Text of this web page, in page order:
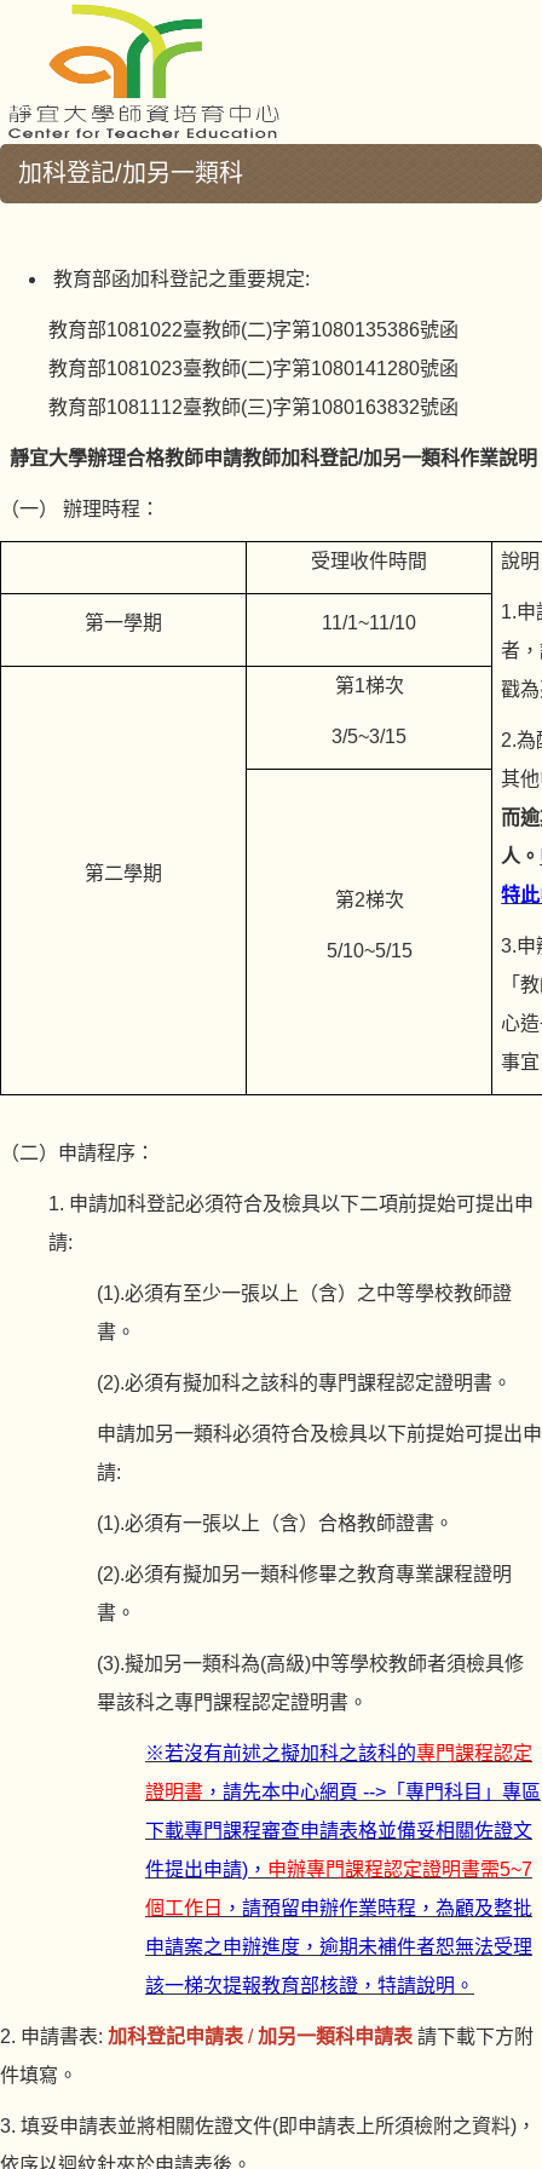
加科登記/加另一類科
教育部函加科登記之重要規定:
教育部1081022臺教師(二)字第1080135386號函
教育部1081023臺教師(二)字第1080141280號函
教育部1081112臺教師(三)字第1080163832號函
靜宜大學辦理合格教師申請教師加科登記/加另一類科作業說明
（一） 辦理時程：
受理收件時間 說
1.申
者
戳
2.為
其
而
人。
特
3.申
「
心
事
第一學期 11/1~11/10
第二學期
第1梯次
3/5~3/15
第2梯次
5/10~5/15
（二）申請程序：
1. 申請加科登記必須符合及檢具以下二項前提始可提出申
請:
(1).必須有至少一張以上（含）之中等學校教師證
書。
(2).必須有擬加科之該科的專門課程認定證明書。
申請加另一類科必須符合及檢具以下前提始可提出申
請:
(1).必須有一張以上（含）合格教師證書。
(2).必須有擬加另一類科修畢之教育專業課程證明
書。
(3).擬加另一類科為(高級)中等學校教師者須檢具修
畢該科之專門課程認定證明書。
※若沒有前述之擬加科之該科的專門課程認定
證明書 ，請先本中心網頁 --> 「專門科目」專區
下載專門課程審查申請表格並備妥相關佐證文
件提出申請) ， 申辦專門課程認定證明書需5~7
個工作日 ，請預留申辦作業時程，為顧及整批
申請案之申辦進度，逾期未補件者恕無法受理
該一梯次提報教育部核證，特請說明。
2. 申請書表: 加科登記申請表 /加另一類科申請表 請下載下方附
件填寫。
3. 填妥申請表並將相關佐證文件(即申請表上所須檢附之資料) ，
依序以迴紋針夾於申請表後。